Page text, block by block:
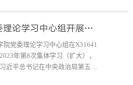
学院党委理论学习中心组开展集体学习
院党委理论学习中心组在X31641
年第8次集体学习（扩大），
近平总书记在中央政治局第五次